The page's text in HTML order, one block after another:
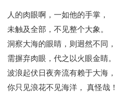
人的肉眼啊，一如他的手掌，
未触及全部，不见整个大象。
洞察大海的眼睛，则迥然不同，
需摒弃肉眼，代之以火眼金睛。
波浪起伏日夜奔流有赖于大海，
你只见浪花不见海洋， 真怪哉！